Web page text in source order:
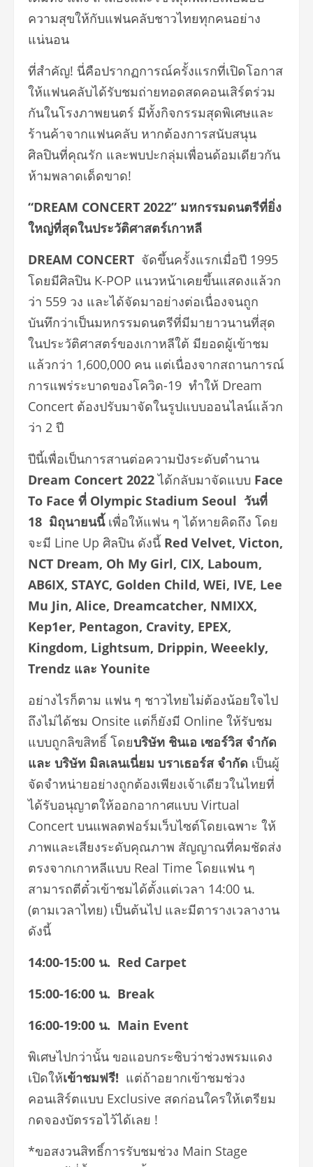
ความสุขให้กับแฟนคลับชาวไทยทุกคนอย่าง
แน่นอน
ที่สำคัญ! นี่คือปรากฏการณ์ครั้งแรกที่เปิดโอกาส
ให้แฟนคลับได้รับชมถ่ายทอดสดคอนเสิร์ตร่วม
กันในโรงภาพยนตร์ มีทั้งกิจกรรมสุดพิเศษและ
ร้านค้าจากแฟนคลับ หากต้องการสนับสนุน
ศิลปินที่คุณรัก และพบปะกลุ่มเพื่อนด้อมเดียวกัน
ห้ามพลาดเด็ดขาด!
“DREAM CONCERT 2022” มหกรรมดนตรีที่ยิ่ง
ใหญ่ที่สุดในประวัติศาสตร์เกาหลี
DREAM CONCERT จัดขึ้นครั้งแรกเมื่อปี 1995
โดยมีศิลปิน K-POP แนวหน้าเคยขึ้นแสดงแล้วก
ว่า 559 วง และได้จัดมาอย่างต่อเนื่องจนถูก
บันทึกว่าเป็นมหกรรมดนตรีที่มีมายาวนานที่สุด
ในประวัติศาสตร์ของเกาหลีใต้ มียอดผู้เข้าชม
แล้วกว่า 1,600,000 คน แต่เนื่องจากสถานการณ์
การแพร่ระบาดของโควิด-19 ทำให้ Dream
Concert ต้องปรับมาจัดในรูปแบบออนไลน์แล้วก
ว่า 2 ปี
ปีนี้เพื่อเป็นการสานต่อความปังระดับตำนาน
Dream Concert 2022ได้กลับมาจัดแบบ Face
To Face ที่ Olympic Stadium Seoul วันที่
18 มิถุนายนนี้เพื่อให้แฟน ๆ ได้หายคิดถึง โดย
จะมี Line Up ศิลปิน ดังนี้ Red Velvet, Victon,
NCT Dream, Oh My Girl, CIX, Laboum,
AB6IX, STAYC, Golden Child, WEi, IVE, Lee
Mu Jin, Alice, Dreamcatcher, NMIXX,
Kep1er, Pentagon, Cravity, EPEX,
Kingdom, Lightsum, Drippin, Weeekly,
Trendz และ Younite
อย่างไรก็ตาม แฟน ๆ ชาวไทยไม่ต้องน้อยใจไป
ถึงไม่ได้ชม Onsite แต่ก็ยังมี Online ให้รับชม
แบบถูกลิขสิทธิ์ โดยบริษัท ชินเอ เซอร์วิส จำกัด
และ บริษัท มิลเลนเนี่ยม บราเธอร์ส จำกัด เป็นผู้
จัดจำหน่ายอย่างถูกต้องเพียงเจ้าเดียวในไทยที่
ได้รับอนุญาตให้ออกอากาศแบบ Virtual
Concert บนแพลตฟอร์มเว็บไซต์โดยเฉพาะ ให้
ภาพและเสียงระดับคุณภาพ สัญญาณที่คมชัดส่ง
ตรงจากเกาหลีแบบ Real Time โดยแฟน ๆ
สามารถตีตั๋วเข้าชมได้ตั้งแต่เวลา 14:00 น.
(ตามเวลาไทย) เป็นต้นไป และมีตารางเวลางาน
ดังนี้
14:00-15:00 น. Red Carpet
15:00-16:00 น. Break
16:00-19:00 น. Main Event
พิเศษไปกว่านั้น ขอแอบกระซิบว่าช่วงพรมแดง
เปิดให้เข้าชมฟรี! แต่ถ้าอยากเข้าชมช่วง
คอนเสิร์ตแบบ Exclusive สดก่อนใครให้เตรียม
กดจองบัตรรอไว้ได้เลย !
*ขอสงวนสิทธิ์การรับชมช่วง Main Stage